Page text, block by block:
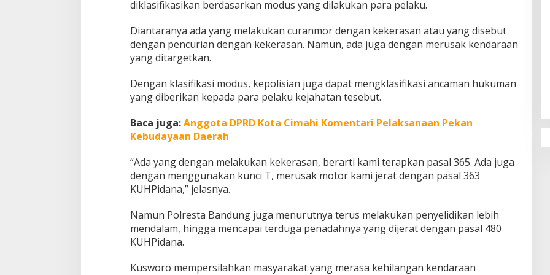
n
a
r
k
P
e
u
g
a
k
e
R
m
a
h
diklasifikasikan berdasarkan modus yang dilakukan para pelaku.
Diantaranya ada yang melakukan curanmor dengan kekerasan atau yang disebut
dengan pencurian dengan kekerasan. Namun, ada juga dengan merusak kendaraan
yang ditargetkan.
Dengan klasifikasi modus, kepolisian juga dapat mengklasifikasi ancaman hukuman
yang diberikan kepada para pelaku kejahatan tesebut.
Baca juga:Anggota DPRD Kota Cimahi Komentari Pelaksanaan Pekan
Kebudayaan Daerah
“Ada yang dengan melakukan kekerasan, berarti kami terapkan pasal 365. Ada juga
dengan menggunakan kunci T, merusak motor kami jerat dengan pasal 363
KUHPidana,” jelasnya.
Namun Polresta Bandung juga menurutnya terus melakukan penyelidikan lebih
mendalam, hingga mencapai terduga penadahnya yang dijerat dengan pasal 480
KUHPidana.
Kusworo mempersilahkan masyarakat yang merasa kehilangan kendaraan
Karakter Sekolah Nur Al Rahman
Bikin Sekolah di Malaysia Tertarik
Mempelajarinya